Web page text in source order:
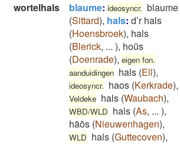
wortelhals
blaume: ideosyncr. blaume
(Sittard), hals: d’r hals
(Hoensbroek), hals
(Blerick, ... ), hoūs
(Doenrade), eigen fon.
aanduidingen hals (Ell),
ideosyncr. haos (Kerkrade),
Veldeke hals (Waubach),
WBD/WLD hals (As, ... ),
hāōs (Nieuwenhagen),
WLD hals (Guttecoven),